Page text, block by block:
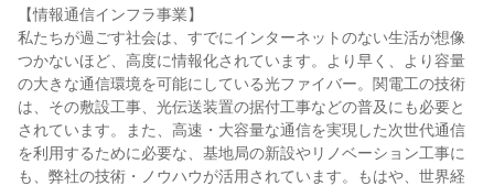
【情報通信インフラ事業】
私たちが過ごす社会は、すでにインターネットのない生活が想像
つかないほど、高度に情報化されています。より早く、より容量
の大きな通信環境を可能にしている光ファイバー。関電工の技術
は、その敷設工事、光伝送装置の据付工事などの普及にも必要と
されています。また、高速・大容量な通信を実現した次世代通信
を利用するために必要な、基地局の新設やリノベーション工事に
も、弊社の技術・ノウハウが活用されています。もはや、世界経